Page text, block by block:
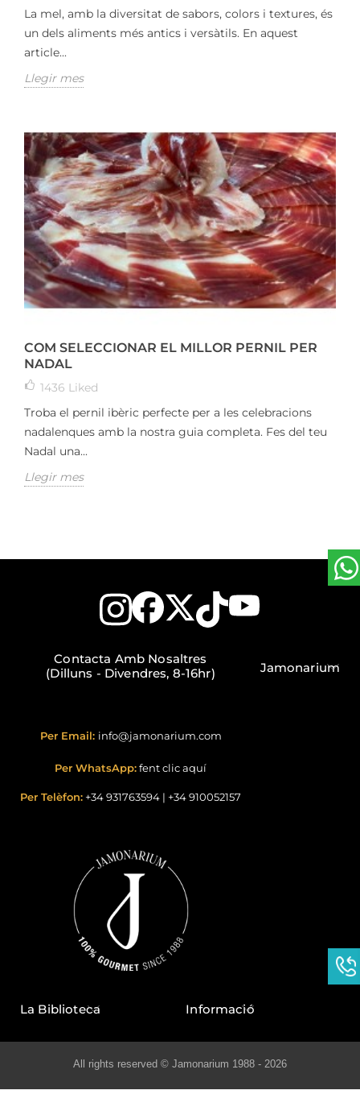
La mel, amb la diversitat de sabors, colors i textures, és
un dels aliments més antics i versàtils. En aquest
article...
Llegir mes
COM SELECCIONAR EL MILLOR PERNIL PER
NADAL
1436 Liked
Troba el pernil ibèric perfecte per a les celebracions
nadalenques amb la nostra guia completa. Fes del teu
Nadal una...
Llegir mes
Contacta Amb Nosaltres
(Dilluns - Divendres, 8-16hr)
Per Email: info@jamonarium.com
Per WhatsApp:fent clic aquí
Per Telèfon: +34 931763594 | +34 910052157
Jamonarium
La Biblioteca Informació
All rights reserved © Jamonarium 1988 - 2026